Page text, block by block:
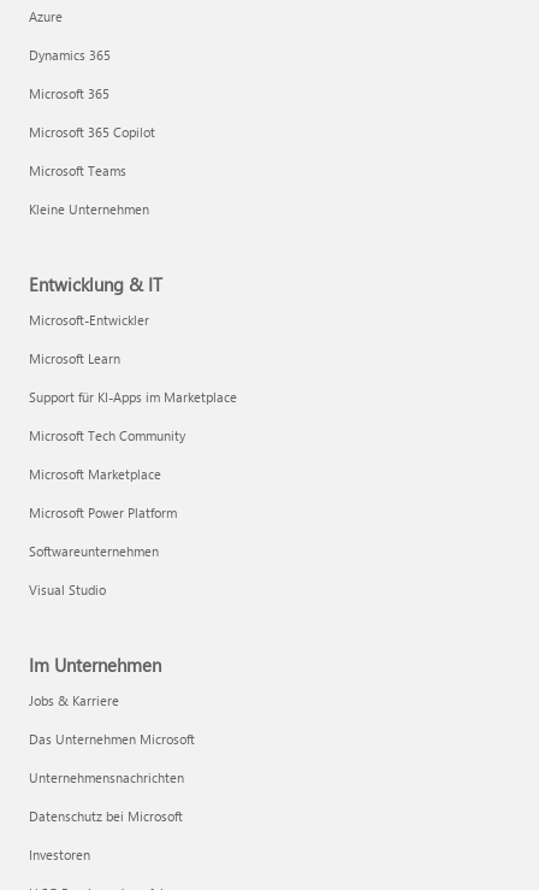
Azure
Dynamics 365
Microsoft 365
Microsoft 365 Copilot
Microsoft Teams
Kleine Unternehmen
Entwicklung & IT
Microsoft-Entwickler
Microsoft Learn
Support für KI-Apps im Marketplace
Microsoft Tech Community
Microsoft Marketplace
Microsoft Power Platform
Softwareunternehmen
Visual Studio
Im Unternehmen
Jobs & Karriere
Das Unternehmen Microsoft
Unternehmensnachrichten
Datenschutz bei Microsoft
Investoren